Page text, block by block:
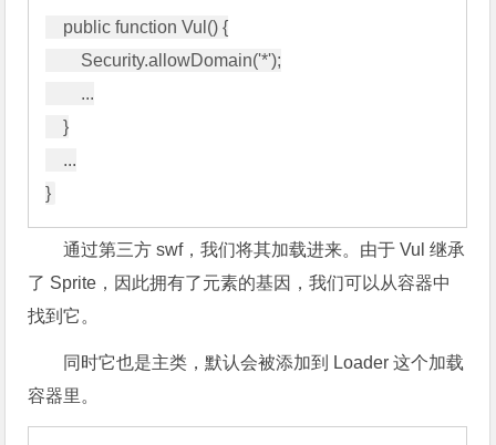
    }
通过第三方 swf，我们将其加载进来。由于 Vul 继承
了 Sprite，因此拥有了元素的基因，我们可以从容器中
找到它。
同时它也是主类，默认会被添加到 Loader 这个加载
容器里。